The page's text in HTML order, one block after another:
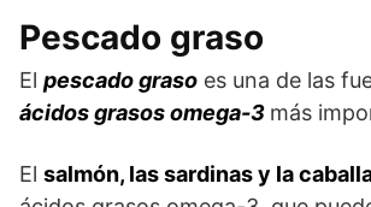
Pescado graso
El pescado graso es una de las
ácidos grasos omega-3 más
El salmón, las sardinas y la